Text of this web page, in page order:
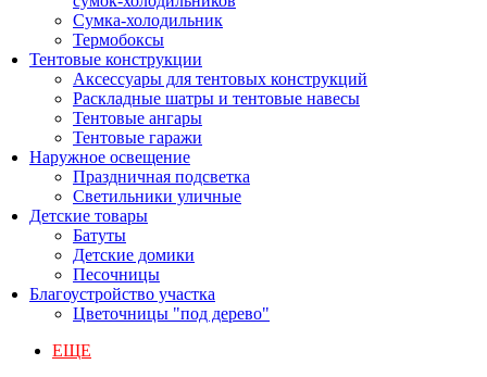
Сумка-холодильник
Термобоксы
Тентовые конструкции
Аксессуары для тентовых конструкций
Раскладные шатры и тентовые навесы
Тентовые ангары
Тентовые гаражи
Наружное освещение
Праздничная подсветка
Светильники уличные
Детские товары
Батуты
Детские домики
Песочницы
Благоустройство участка
Цветочницы "под дерево"
ЕЩЕ